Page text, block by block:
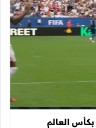
العالم